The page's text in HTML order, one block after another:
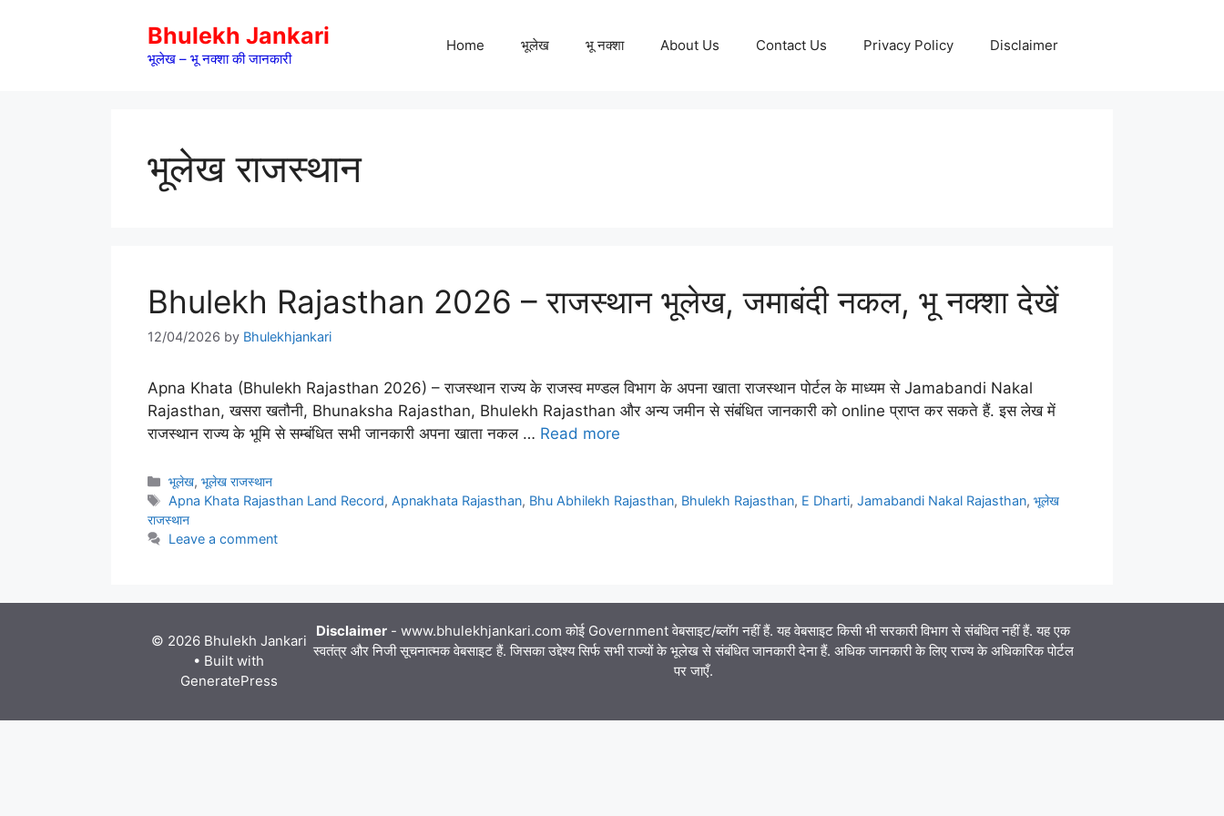
Bhulekh Jankari
भूलेख – भू नक्शा की जानकारी
Home भूलेख भू नक्शा About Us Contact Us Privacy Policy Disclaimer
भूलेख राजस्थान
Bhulekh Rajasthan 2026 – राजस्थान भूलेख, जमाबंदी नकल, भू नक्शा देखें
12/04/2026 by Bhulekhjankari
Apna Khata (Bhulekh Rajasthan 2026) – राजस्थान राज्य के राजस्व मण्डल विभाग के अपना खाता राजस्थान पोर्टल के माध्यम से Jamabandi Nakal
Rajasthan, खसरा खतौनी, Bhunaksha Rajasthan, Bhulekh Rajasthan और अन्य जमीन से संबंधित जानकारी को online प्राप्त कर सकते हैं. इस लेख में
राजस्थान राज्य के भूमि से सम्बंधित सभी जानकारी अपना खाता नकल … Read more
Categories
भूलेख,भूलेख राजस्थान
Tags
Apna Khata Rajasthan Land Record, Apnakhata Rajasthan, Bhu Abhilekh Rajasthan, Bhulekh Rajasthan, E Dharti,Jamabandi Nakal Rajasthan,भूलेख
राजस्थान
Leave a comment
Disclaimer - www.bhulekhjankari.com कोई Government वेबसाइट/ब्लॉग नहीं हैं. यह वेबसाइट किसी भी सरकारी विभाग से संबंधित नहीं हैं. यह एक
स्वतंत्र और निजी सूचनात्मक वेबसाइट हैं. जिसका उद्देश्य सिर्फ सभी राज्यों के भूलेख से संबंधित जानकारी देना हैं. अधिक जानकारी के लिए राज्य के अधिकारिक पोर्टल
पर जाएँ.
© 2026 Bhulekh Jankari
• Built with
GeneratePress